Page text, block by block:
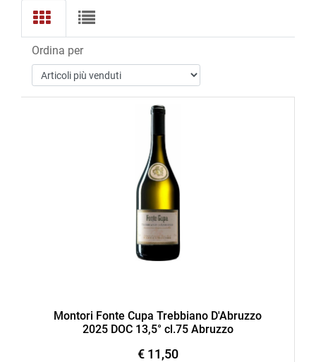
Ordina per
Montori Fonte Cupa Trebbiano D'Abruzzo
2025 DOC 13,5° cl.75 Abruzzo
€ 11,50